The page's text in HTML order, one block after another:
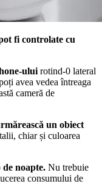
fi controlate cu
ului rotind-0 lateral
avea vedea întreaga
cameră de
un obiect
chiar și culoarea
noapte. Nu trebuie
consumului de